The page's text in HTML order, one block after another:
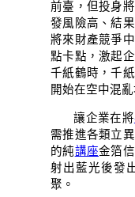
前臺，但投身
發風險高、結
將來財產競爭
點卡點，激起
千紙鶴時，千
開始在空中混亂
讓企業在將
需推進各類立
的純講座金箔
射出藍光後發
聚。